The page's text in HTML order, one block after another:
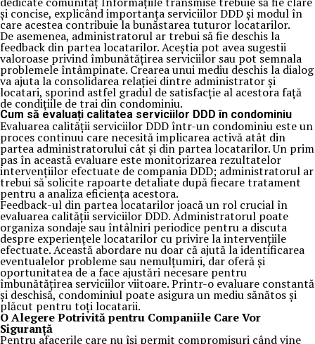
și concise, explicând importanța serviciilor DDD și modul în
care acestea contribuie la bunăstarea tuturor locatarilor.
De asemenea, administratorul ar trebui să fie deschis la
feedback din partea locatarilor. Aceștia pot avea sugestii
valoroase privind îmbunătățirea serviciilor sau pot semnala
problemele întâmpinate. Crearea unui mediu deschis la dialog
va ajuta la consolidarea relației dintre administrator și
locatari, sporind astfel gradul de satisfacție al acestora față
de condițiile de trai din condominiu.
Cum să evaluați calitatea serviciilor DDD în condominiu
Evaluarea calității serviciilor DDD într-un condominiu este un
proces continuu care necesită implicarea activă atât din
partea administratorului cât și din partea locatarilor. Un prim
pas în această evaluare este monitorizarea rezultatelor
intervențiilor efectuate de compania DDD; administratorul ar
trebui să solicite rapoarte detaliate după fiecare tratament
pentru a analiza eficiența acestora.
Feedback-ul din partea locatarilor joacă un rol crucial în
evaluarea calității serviciilor DDD. Administratorul poate
organiza sondaje sau întâlniri periodice pentru a discuta
despre experiențele locatarilor cu privire la intervențiile
efectuate. Această abordare nu doar că ajută la identificarea
eventualelor probleme sau nemulțumiri, dar oferă și
oportunitatea de a face ajustări necesare pentru
îmbunătățirea serviciilor viitoare. Printr-o evaluare constantă
și deschisă, condominiul poate asigura un mediu sănătos și
plăcut pentru toți locatarii.
O Alegere Potrivită pentru Companiile Care Vor
Siguranță
Pentru afacerile care nu își permit compromisuri când vine